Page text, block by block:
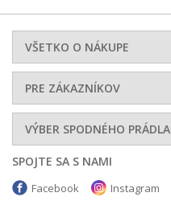
VŠETKO O NÁKUPE
PRE ZÁKAZNÍKOV
VÝBER SPODNÉHO PRÁDLA
SPOJTE SA S NAMI
Facebook Instagram